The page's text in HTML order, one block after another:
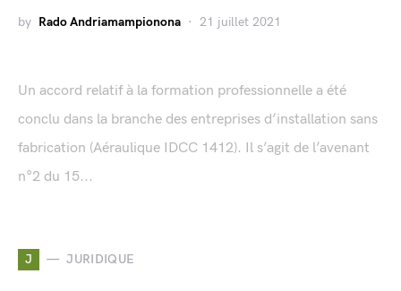
by Rado Andriamampionona 21 juillet 2021
Un accord relatif à la formation professionnelle a été
conclu dans la branche des entreprises d’installation sans
fabrication (Aéraulique IDCC 1412). Il s’agit de l’avenant
n°2 du 15...
J JURIDIQUE